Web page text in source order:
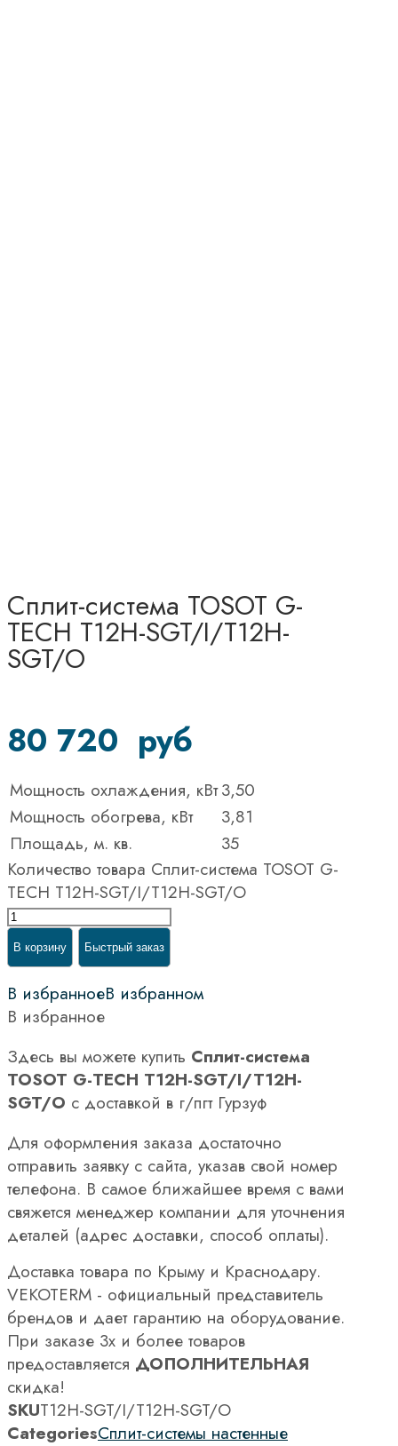
Сплит-система TOSOT G-
TECH T12H-SGT/I/T12H-
SGT/O
80 720 руб
Мощность охлаждения, кВт3,50
Мощность обогрева, кВт
3,81
Площадь, м. кв.
35
Количество товара Сплит-система TOSOT G-
TECH T12H-SGT/I/T12H-SGT/O
В корзину Быстрый заказ
В избранноеВ избранном
В избранное
Здесь вы можете купить Сплит-система
TOSOT G-TECH T12H-SGT/I/T12H-
SGT/O с доставкой в г/пгт Гурзуф
Для оформления заказа достаточно
отправить заявку с сайта, указав свой номер
телефона. В самое ближайшее время с вами
свяжется менеджер компании для уточнения
деталей (адрес доставки, способ оплаты).
Доставка товара по Крыму и Краснодару.
VEKOTERM - официальный представитель
брендов и дает гарантию на оборудование.
При заказе 3х и более товаров
предоставляется ДОПОЛНИТЕЛЬНАЯ
скидка!
SKUT12H-SGT/I/T12H-SGT/O
CategoriesСплит-системы настенные